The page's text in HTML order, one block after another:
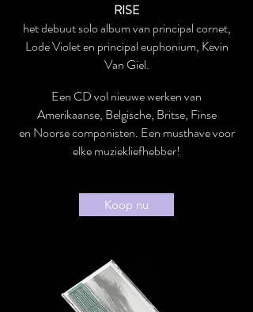
RISE
het debuut solo album van principal cornet,
Lode Violet en principal euphonium, Kevin
Van Giel.
Een CD vol nieuwe werken van
Amerikaanse, Belgische, Britse, Finse
en Noorse componisten. Een musthave voor
elke muziekliefhebber!
Koop nu